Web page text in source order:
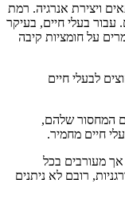
ויצירת אנרגיה. רמת
עבור בעלי חיים, בעיקר
על חומציות קיבה
לבעלי חיים
המחסור שלהם,
חיים מחמיר.
אך מעורבים בכל
רובם לא ניתנים